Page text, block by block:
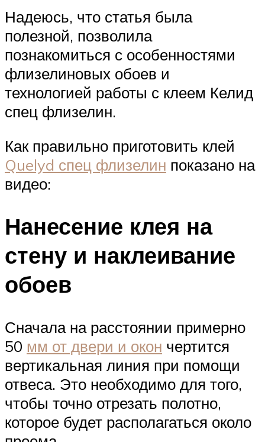
Надеюсь, что статья была
полезной, позволила
познакомиться с особенностями
флизелиновых обоев и
технологией работы с клеем Келид
спец флизелин.
Как правильно приготовить клей
Quelyd спец флизелин показано на
видео:
Нанесение клея на
стену и наклеивание
обоев
Сначала на расстоянии примерно
50 мм от двери и окон чертится
вертикальная линия при помощи
отвеса. Это необходимо для того,
чтобы точно отрезать полотно,
которое будет располагаться около